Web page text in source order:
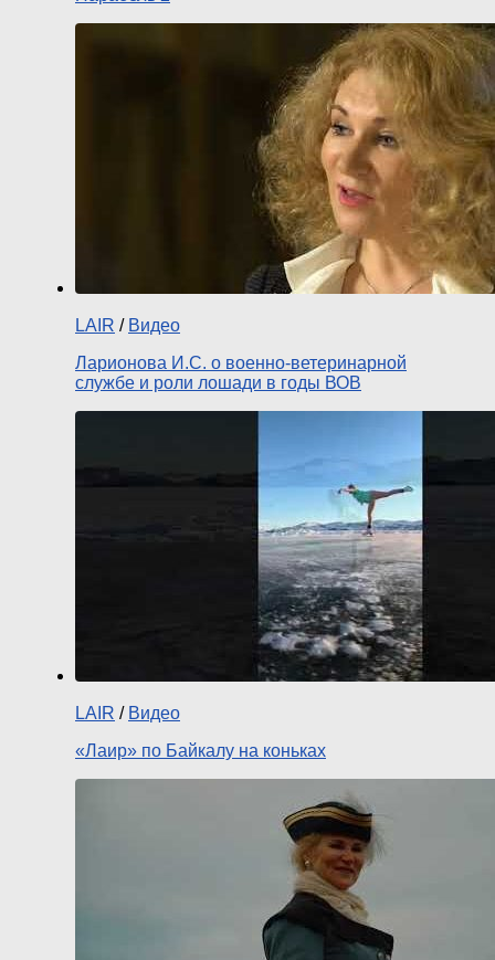
LAIR / Видео
Ларионова И.С. о военно-ветеринарной
службе и роли лошади в годы ВОВ
LAIR / Видео
«Лаир» по Байкалу на коньках